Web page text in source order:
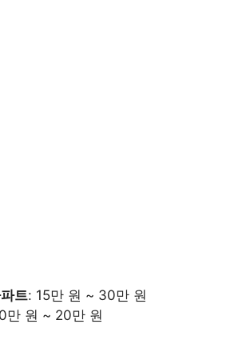
트: 15만 원 ~ 30만 원
만 원 ~ 20만 원